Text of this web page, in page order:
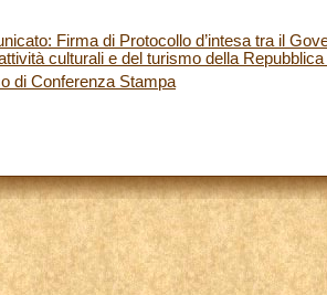
Firma di Protocollo d’intesa tra il
culturali e del turismo della Repubblica
di Conferenza Stampa